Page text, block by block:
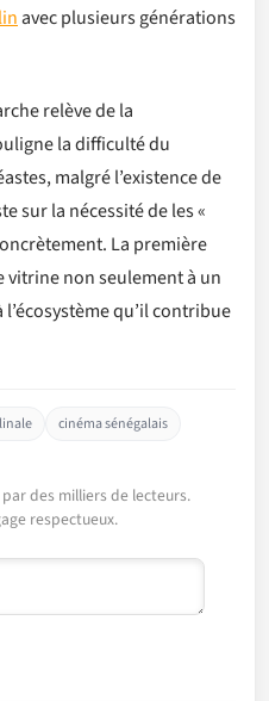
avec plusieurs générations
relève de la
la difficulté du
malgré l’existence de
sur la nécessité de les «
La première
vitrine non seulement à un
qu’il contribue
cinéma sénégalais
des milliers de lecteurs.
respectueux.